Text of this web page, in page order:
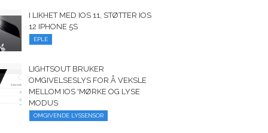
I LIKHET MED IOS 11, STØTTER IOS
12 IPHONE 5S
EPLE
LIGHTSOUT BRUKER
OMGIVELSESLYS FOR Å VEKSLE
MELLOM IOS 'MØRKE OG LYSE
MODUS
OMGIVENDE LYSSENSOR